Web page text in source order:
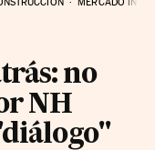
no
NH